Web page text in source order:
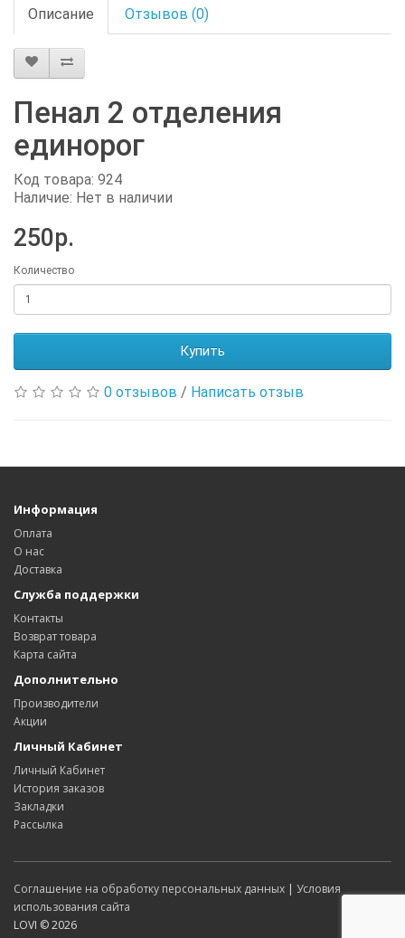
Описание Отзывов (0)
Пенал 2 отделения
единорог
Код товара: 924
Наличие: Нет в наличии
250р.
Количество
Купить
0 отзывов / Написать отзыв
Информация
Оплата
О нас
Доставка
Служба поддержки
Контакты
Возврат товара
Карта сайта
Дополнительно
Производители
Акции
Личный Кабинет
Личный Кабинет
История заказов
Закладки
Рассылка
Соглашение на обработку персональных данных | Условия
использования сайта
LOVI © 2026